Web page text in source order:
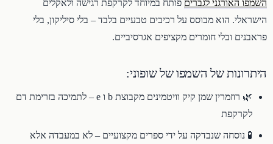
השמפו האורגני לגברים פותח במיוחד לקרקפת רגישה ולאקלים
הישראלי. הוא מבוסס על רכיבים טבעיים בלבד – בלי סיליקון, בלי
פראבנים ובלי חומרים מקציפים אגרסיביים.
היתרונות של השמפו של שופוני:
🌿 רוזמרין שמן קיק וויטמינים מקבוצת b ו e – לתמיכה בזרימת דם
לקרקפת
🧪 נוסחה שנבדקה על ידי ספרים מקצועיים – לא במעבדה אלא